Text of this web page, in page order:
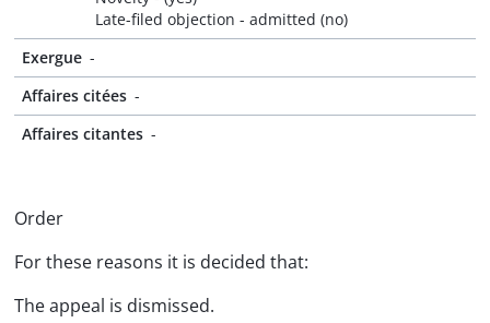
Late-filed objection - admitted (no)
Exergue -
Affaires citées -
Affaires citantes -
Order
For these reasons it is decided that:
The appeal is dismissed.